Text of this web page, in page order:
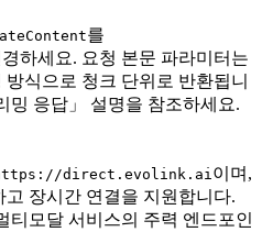
를
경하세요. 요청 본문 파라미터는
식으로 청크 단위로 반환됩니
밍 응답」 설명을 참조하세요.
direct.evolink.ai이며,
장시간 연결을 지원합니다.
티모달 서비스의 주력 엔드포인